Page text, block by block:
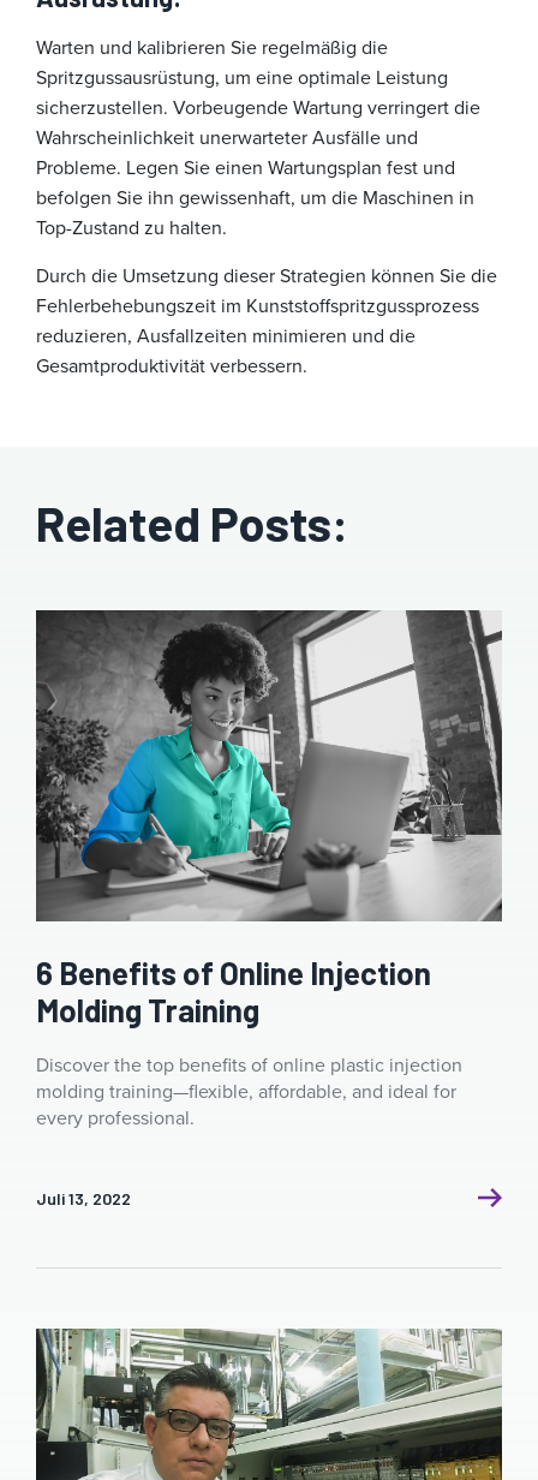
Warten und kalibrieren Sie regelmäßig die
Spritzgussausrüstung, um eine optimale Leistung
sicherzustellen. Vorbeugende Wartung verringert die
Wahrscheinlichkeit unerwarteter Ausfälle und
Probleme. Legen Sie einen Wartungsplan fest und
befolgen Sie ihn gewissenhaft, um die Maschinen in
Top-Zustand zu halten.
Durch die Umsetzung dieser Strategien können Sie die
Fehlerbehebungszeit im Kunststoffspritzgussprozess
reduzieren, Ausfallzeiten minimieren und die
Gesamtproduktivität verbessern.
Related Posts:
6 Benefits of Online Injection
Molding Training
Discover the top benefits of online plastic injection
molding training—flexible, affordable, and ideal for
every professional.
Juli 13, 2022